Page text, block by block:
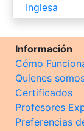
Inglesa
Información
Cómo
Quienes
Certificados
Profesores
Preferencias